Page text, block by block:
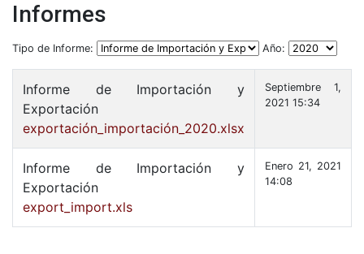
Informes
Tipo de Informe: Año:
Informe de Importación y
Exportación
exportación_importación_2020.xlsx
Septiembre 1,
2021 15:34
Informe de Importación y
Exportación
export_import.xls
Enero 21, 2021
14:08